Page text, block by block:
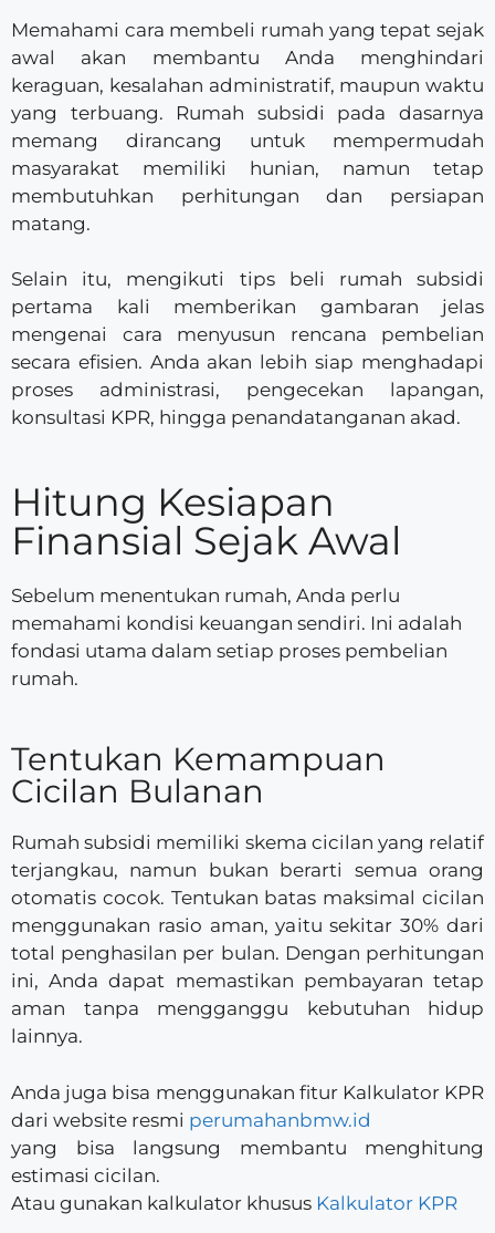
Memahami cara membeli rumah yang tepat sejak
awal akan membantu Anda menghindari
keraguan, kesalahan administratif, maupun waktu
yang terbuang. Rumah subsidi pada dasarnya
memang dirancang untuk mempermudah
masyarakat memiliki hunian, namun tetap
membutuhkan perhitungan dan persiapan
matang.
Selain itu, mengikuti tips beli rumah subsidi
pertama kali memberikan gambaran jelas
mengenai cara menyusun rencana pembelian
secara efisien. Anda akan lebih siap menghadapi
proses administrasi, pengecekan lapangan,
konsultasi KPR, hingga penandatanganan akad.
Hitung Kesiapan
Finansial Sejak Awal
Sebelum menentukan rumah, Anda perlu
memahami kondisi keuangan sendiri. Ini adalah
fondasi utama dalam setiap proses pembelian
rumah.
Tentukan Kemampuan
Cicilan Bulanan
Rumah subsidi memiliki skema cicilan yang relatif
terjangkau, namun bukan berarti semua orang
otomatis cocok. Tentukan batas maksimal cicilan
menggunakan rasio aman, yaitu sekitar 30% dari
total penghasilan per bulan. Dengan perhitungan
ini, Anda dapat memastikan pembayaran tetap
aman tanpa mengganggu kebutuhan hidup
lainnya.
Anda juga bisa menggunakan fitur Kalkulator KPR
dari website resmi perumahanbmw.id
yang bisa langsung membantu menghitung
estimasi cicilan.
Atau gunakan kalkulator khusus Kalkulator KPR